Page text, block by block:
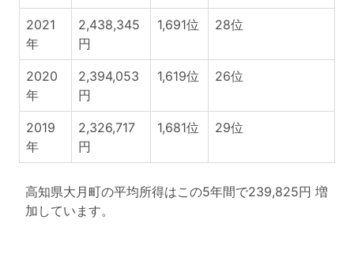
2021
年
2,438,345
円
1,691位 28位
2020
年
2,394,053
円
1,619位 26位
2019
年
2,326,717
円
1,681位 29位
高知県大月町の平均所得はこの5年間で239,825円 増
加しています。